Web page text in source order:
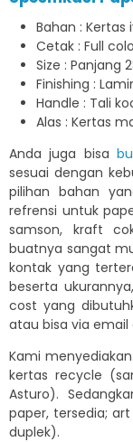
Bahan : Kertas
Cetak : Full
Size : Panjang
Finishing :
Handle : Tali
Alas : Kertas
Anda juga bisa
sesuai dengan
pilihan bahan
refrensi untuk
samson, kraft
buatnya sangat
kontak yang
beserta
cost yang
atau bisa via email
Kami
kertas recycle
Asturo).
paper, tersedia;
duplek).